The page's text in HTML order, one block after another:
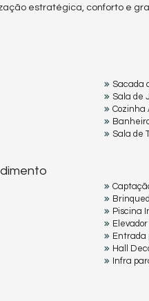
estratégica, conforto e
Sacada
Sala de
Cozinha
Sala de
Piscina
Elevador
Entrada
Hall
Infra